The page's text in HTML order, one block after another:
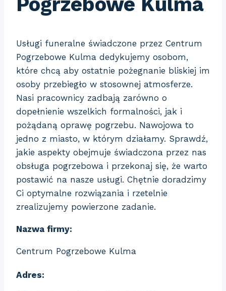
Usługi funeralne świadczone przez Centrum
Pogrzebowe Kulma dedykujemy osobom,
które chcą aby ostatnie pożegnanie bliskiej im
osoby przebiegło w stosownej atmosferze.
Nasi pracownicy zadbają zarówno o
dopełnienie wszelkich formalności, jak i
pożądaną oprawę pogrzebu. Nawojowa to
jedno z miasto, w którym działamy. Sprawdź,
jakie aspekty obejmuje świadczona przez nas
obsługa pogrzebowa i przekonaj się, że warto
postawić na nasze usługi. Chętnie doradzimy
Ci optymalne rozwiązania i rzetelnie
zrealizujemy powierzone zadanie.
Nazwa firmy:
Centrum Pogrzebowe Kulma
Adres: